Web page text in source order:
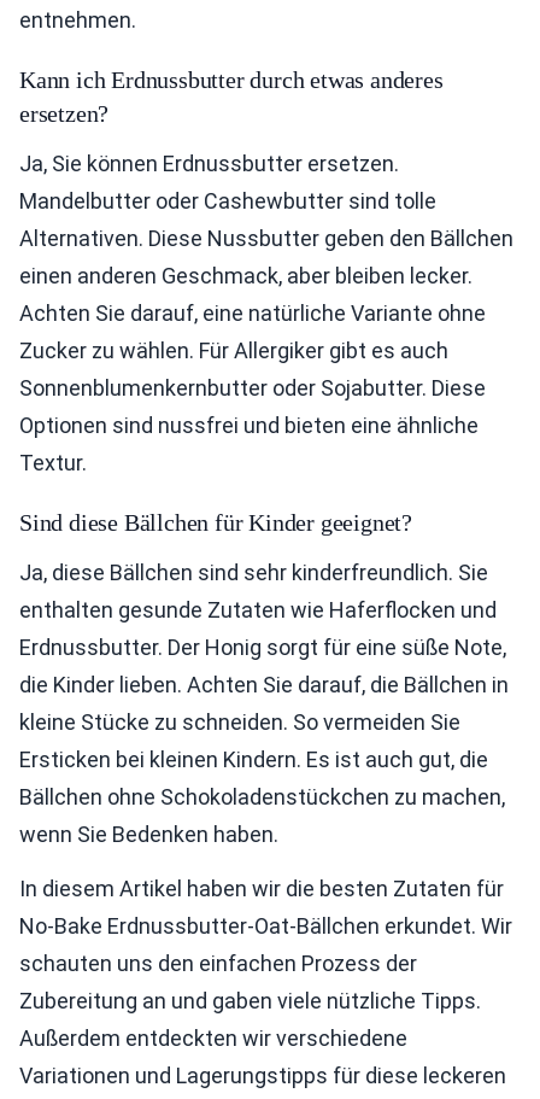
entnehmen.
Kann ich Erdnussbutter durch etwas anderes
ersetzen?
Ja, Sie können Erdnussbutter ersetzen.
Mandelbutter oder Cashewbutter sind tolle
Alternativen. Diese Nussbutter geben den Bällchen
einen anderen Geschmack, aber bleiben lecker.
Achten Sie darauf, eine natürliche Variante ohne
Zucker zu wählen. Für Allergiker gibt es auch
Sonnenblumenkernbutter oder Sojabutter. Diese
Optionen sind nussfrei und bieten eine ähnliche
Textur.
Sind diese Bällchen für Kinder geeignet?
Ja, diese Bällchen sind sehr kinderfreundlich. Sie
enthalten gesunde Zutaten wie Haferflocken und
Erdnussbutter. Der Honig sorgt für eine süße Note,
die Kinder lieben. Achten Sie darauf, die Bällchen in
kleine Stücke zu schneiden. So vermeiden Sie
Ersticken bei kleinen Kindern. Es ist auch gut, die
Bällchen ohne Schokoladenstückchen zu machen,
wenn Sie Bedenken haben.
In diesem Artikel haben wir die besten Zutaten für
No-Bake Erdnussbutter-Oat-Bällchen erkundet. Wir
schauten uns den einfachen Prozess der
Zubereitung an und gaben viele nützliche Tipps.
Außerdem entdeckten wir verschiedene
Variationen und Lagerungstipps für diese leckeren